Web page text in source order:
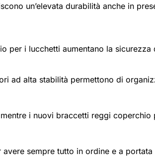
un’elevata durabilità anche in
per i lucchetti aumentano la
ad alta stabilità permettono di
i nuovi braccetti reggi coperchio
sempre tutto in ordine e a portata